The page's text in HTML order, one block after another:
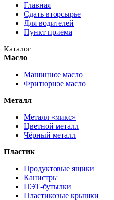
Главная
Сдать вторсырье
Для водителей
Пункт приема
Каталог
Масло
Машинное масло
Фритюрное масло
Металл
Металл «микс»
Цветной металл
Чёрный металл
Пластик
Продуктовые ящики
Канистры
ПЭТ-бутылки
Пластиковые крышки